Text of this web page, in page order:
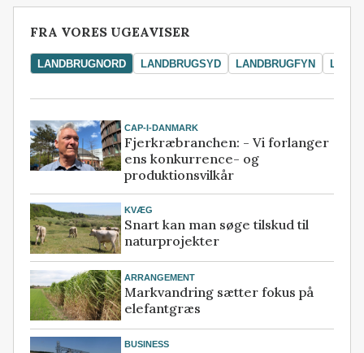
FRA VORES UGEAVISER
LANDBRUGNORD LANDBRUGSYD LANDBRUGFYN
CAP-I-DANMARK
Fjerkræbranchen: - Vi forlanger
ens konkurrence- og
produktionsvilkår
KVÆG
Snart kan man søge tilskud til
naturprojekter
ARRANGEMENT
Markvandring sætter fokus på
elefantgræs
BUSINESS